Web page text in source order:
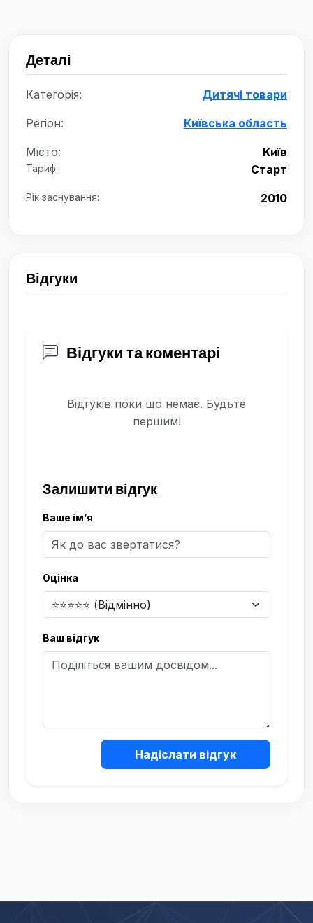
Деталі
Категорія: Дитячі товари
Регіон: Київська область
Місто: Київ
Тариф: Старт
Рік заснування: 2010
Відгуки
Відгуки та коментарі
Відгуків поки що немає. Будьте
першим!
Залишити відгук
Ваше ім’я
Оцінка
Ваш відгук
Надіслати відгук